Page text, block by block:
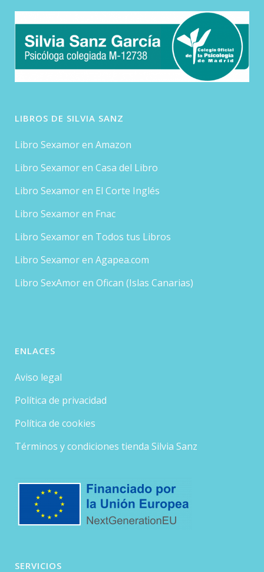
LIBROS DE SILVIA SANZ
Libro Sexamor en Amazon
Libro Sexamor en Casa del Libro
Libro Sexamor en El Corte Inglés
Libro Sexamor en Fnac
Libro Sexamor en Todos tus Libros
Libro Sexamor en Agapea.com
Libro SexAmor en Ofican (Islas Canarias)
ENLACES
Aviso legal
Política de privacidad
Política de cookies
Términos y condiciones tienda Silvia Sanz
SERVICIOS